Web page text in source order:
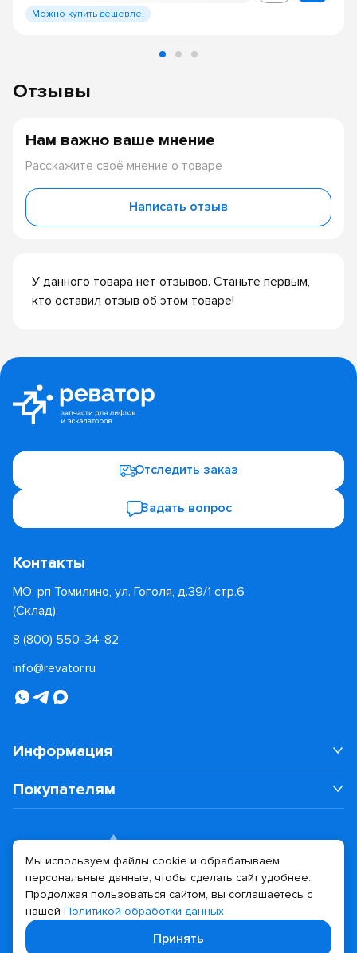
Можно купить дешевле!
Отзывы
У данного товара нет отзывов. Станьте первым,
кто оставил отзыв об этом товаре!
Нам важно ваше мнение
Расскажите своё мнение о товаре
Написать отзыв
Отследить заказ
Задать вопрос
Контакты
МО, рп Томилино, ул. Гоголя, д.39/1 стр.6
(Склад)
8 (800) 550-34-82
info@revator.ru
Информация
Покупателям
Политика конфиденциальности
Дизайн сайта Разработка сайта
Мы используем файлы cookie и обрабатываем
персональные данные, чтобы сделать сайт удобнее.
Продолжая пользоваться сайтом, вы соглашаетесь с
нашей Политикой обработки данных
Принять